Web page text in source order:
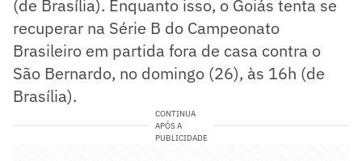
(de Brasília). Enquanto isso, o Goiás tenta se
recuperar na Série B do Campeonato
Brasileiro em partida fora de casa contra o
São Bernardo, no domingo (26), às 16h (de
Brasília).
CONTINUA
APÓS A
PUBLICIDADE